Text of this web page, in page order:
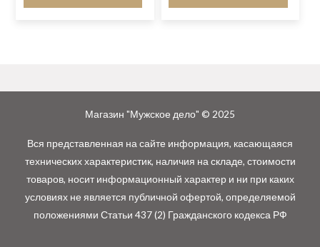
Магазин "Мужское дело" © 2025
Вся представленная на сайте информация, касающаяся
технических характеристик, наличия на складе, стоимости
товаров, носит информационный характер и ни при каких
условиях не является публичной офертой, определяемой
положениями Статьи 437 (2) Гражданского кодекса РФ